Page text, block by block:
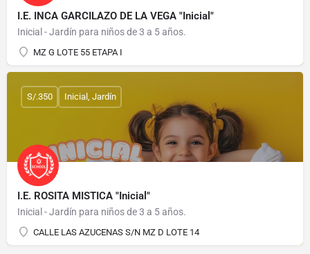
I.E. INCA GARCILAZO DE LA VEGA "Inicial"
Inicial - Jardín para niños de 3 a 5 años.
MZ G LOTE 55 ETAPA I
I.E. ROSITA MISTICA "Inicial"
Inicial - Jardín para niños de 3 a 5 años.
CALLE LAS AZUCENAS S/N MZ D LOTE 14
S/.350 Inicial, Jardín